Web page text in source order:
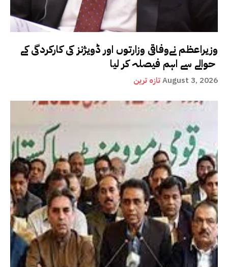
وزیراعظم نےوفاقی وزارتوں اور ڈویژنز کی کارکردگی کے
تازہ ترینAugust 3, 2026